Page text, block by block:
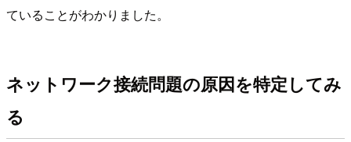
ていることがわかりました。
ネットワーク接続問題の原因を特定してみ
る